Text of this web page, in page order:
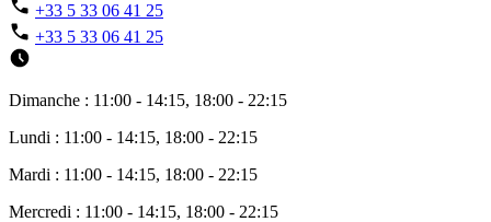
+33 5 33 06 41 25
+33 5 33 06 41 25
Dimanche : 11:00 - 14:15, 18:00 - 22:15
Lundi : 11:00 - 14:15, 18:00 - 22:15
Mardi : 11:00 - 14:15, 18:00 - 22:15
Mercredi : 11:00 - 14:15, 18:00 - 22:15